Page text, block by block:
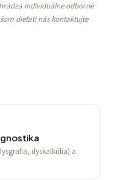
individuálne odborné
dieťati nás kontaktujte
dyskalkúlia) a